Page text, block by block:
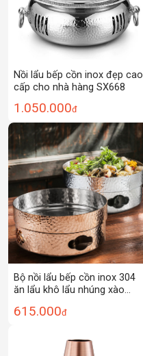
Nồi lẩu bếp cồn inox đẹp cao
cấp cho nhà hàng SX668
1.050.000đ
Bộ nồi lẩu bếp cồn inox 304
ăn lẩu khô lẩu nhúng xào
615.000đ